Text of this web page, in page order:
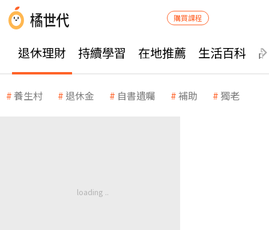
購買課程
退休理財 持續學習 在地推薦 生活百科
養生村 退休金 自書遺囑 補助 獨老